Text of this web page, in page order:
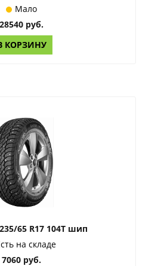
Мало
28540 руб.
КОРЗИНУ
65 R17 104Т шип
на складе
7060 руб.